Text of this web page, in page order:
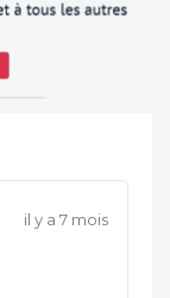
il y a 7 mois